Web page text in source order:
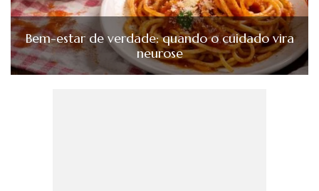
Bem-estar de verdade: quando o cuidado vira
neurose